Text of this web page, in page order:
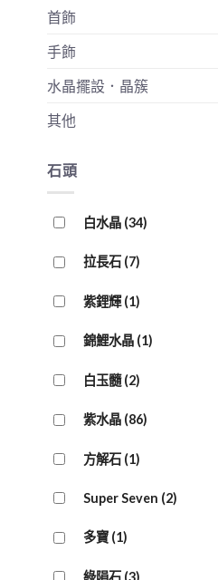
首飾
手飾
水晶擺設．晶簇
其他
石頭
白水晶 (34)
拉長石 (7)
紫鋰輝 (1)
錦鯉水晶 (1)
白玉髓 (2)
紫水晶 (86)
方解石 (1)
Super Seven (2)
多寶 (1)
綠隕石 (3)